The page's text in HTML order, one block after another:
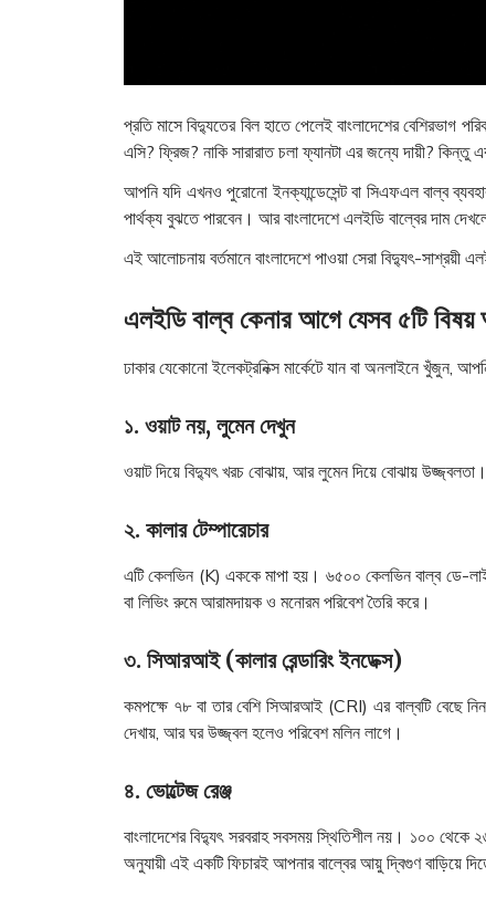
প্রতি মাসে বিদ্যুতের বিল হাতে পেলেই বাংলাদেশের
এসি? ফ্রিজ? নাকি সারারাত চলা ফ্যানটা এর জন্যে দায়ী? কিন্তু
আপনি যদি এখনও পুরোনো ইনক্যান্ডেসেন্ট বা সিএফএল বাল্ব
পার্থক্য বুঝতে পারবেন। আর বাংলাদেশে এলইডি বাল্বের দাম
এই আলোচনায় বর্তমানে বাংলাদেশে পাওয়া সেরা বিদ্যুৎ-সাশ্রয়ী
এলইডি বাল্ব কেনার আগে যেসব ৫টি
ঢাকার যেকোনো ইলেকট্রনিক্স মার্কেটে যান বা অনলাইনে খুঁজুন,
১. ওয়াট নয়, লুমেন দেখুন
ওয়াট দিয়ে বিদ্যুৎ খরচ বোঝায়, আর লুমেন দিয়ে বোঝায়
২. কালার টেম্পারেচার
এটি কেলভিন (K) এককে মাপা হয়। ৬৫০০ কেলভিন বাল্ব ডে-
বা লিভিং রুমে আরামদায়ক ও মনোরম পরিবেশ তৈরি করে।
৩. সিআরআই (কালার রেন্ডারিং ইনডেক্স)
কমপক্ষে ৭৮ বা তার বেশি সিআরআই (CRI) এর বাল্বটি বেছে
দেখায়, আর ঘর উজ্জ্বল হলেও পরিবেশ মলিন লাগে।
৪. ভোল্টেজ রেঞ্জ
বাংলাদেশের বিদ্যুৎ সরবরাহ সবসময় স্থিতিশীল নয়। ১০০ থেকে
অনুযায়ী এই একটি ফিচারই আপনার বাল্বের আয়ু দ্বিগুণ বাড়িয়ে